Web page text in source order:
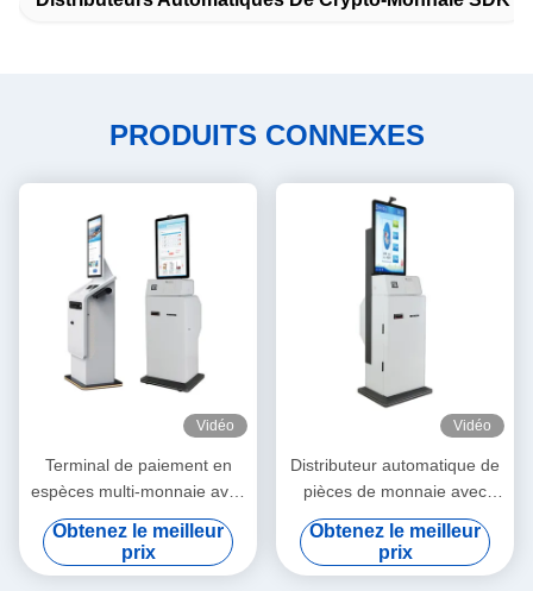
PRODUITS CONNEXES
Vidéo
Terminal de paiement en
espèces multi-monnaie avec
écran tactile d'imprimante
Obtenez le meilleur
prix
Vidéo
Distributeur automatique de
pièces de monnaie avec
imprimante et empreintes
digitales
Obtenez le meilleur
prix